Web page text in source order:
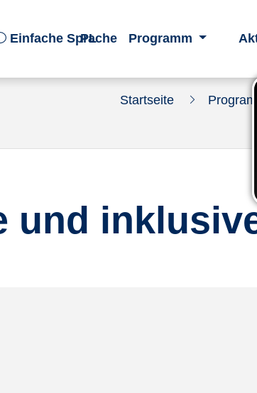
Einfache Sprache
PL Programm
Startseite
und